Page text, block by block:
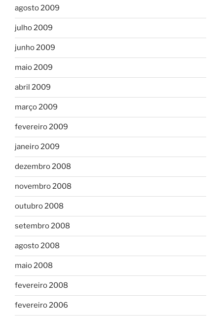
agosto 2009
julho 2009
junho 2009
maio 2009
abril 2009
março 2009
fevereiro 2009
janeiro 2009
dezembro 2008
novembro 2008
outubro 2008
setembro 2008
agosto 2008
maio 2008
fevereiro 2008
fevereiro 2006